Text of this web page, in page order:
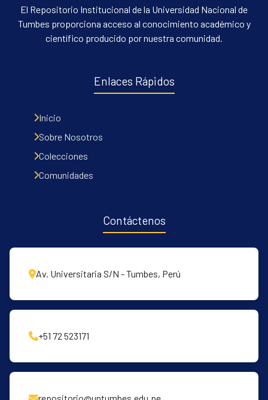
El Repositorio Institucional de la Universidad Nacional de
Tumbes proporciona acceso al conocimiento académico y
científico producido por nuestra comunidad.
Enlaces Rápidos
Inicio
Sobre Nosotros
Colecciones
Comunidades
Contáctenos
Av. Universitaria S/N - Tumbes, Perú
+51 72 523171